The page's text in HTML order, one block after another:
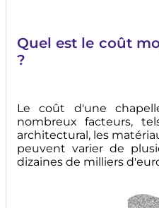
Quel est le coût
?
Le coût d'une
nombreux facteurs,
architectural, les
peuvent varier de
dizaines de milliers